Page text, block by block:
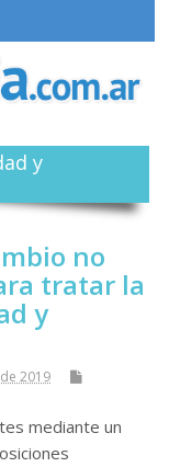
y
no
tratar la
y
2019
mediante un